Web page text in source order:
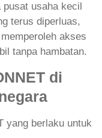
usaha kecil
terus diperluas,
akses
tanpa hambatan.
di
yang berlaku untuk